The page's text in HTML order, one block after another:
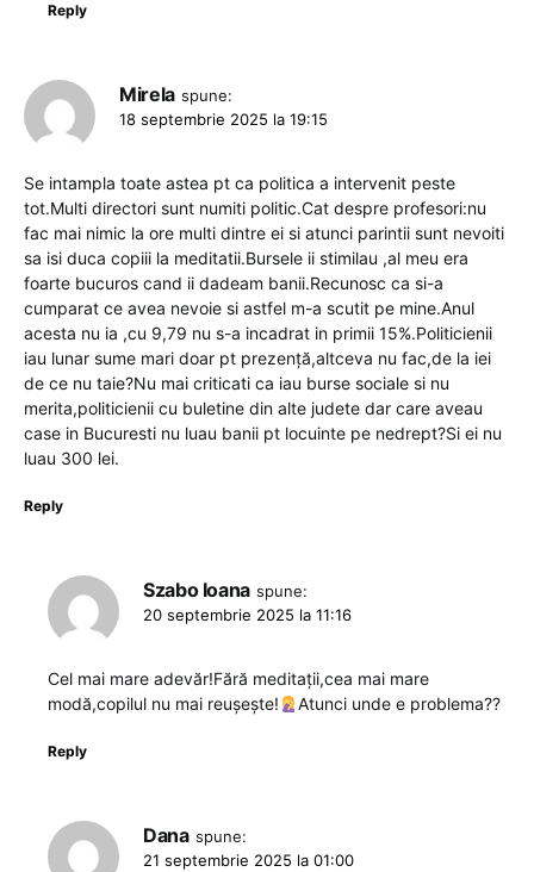
Reply
Mirela spune:
18 septembrie 2025 la 19:15
Se intampla toate astea pt ca politica a intervenit peste
tot.Multi directori sunt numiti politic.Cat despre profesori:nu
fac mai nimic la ore multi dintre ei si atunci parintii sunt nevoiti
sa isi duca copiii la meditatii.Bursele ii stimilau ,al meu era
foarte bucuros cand ii dadeam banii.Recunosc ca si-a
cumparat ce avea nevoie si astfel m-a scutit pe mine.Anul
acesta nu ia ,cu 9,79 nu s-a incadrat in primii 15%.Politicienii
iau lunar sume mari doar pt prezență,altceva nu fac,de la iei
de ce nu taie?Nu mai criticati ca iau burse sociale si nu
merita,politicienii cu buletine din alte judete dar care aveau
case in Bucuresti nu luau banii pt locuinte pe nedrept?Si ei nu
luau 300 lei.
Reply
Szabo Ioana spune:
20 septembrie 2025 la 11:16
Cel mai mare adevăr!Fără meditații,cea mai mare
modă,copilul nu mai reușește!
Atunci unde e problema??
Reply
Dana spune:
21 septembrie 2025 la 01:00